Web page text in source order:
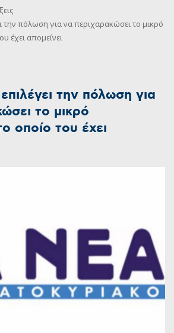
την πόλωση για να περιχαρακώσει το μικρό
έχει απομείνει
την πόλωση για
το μικρό
οποίο του έχει